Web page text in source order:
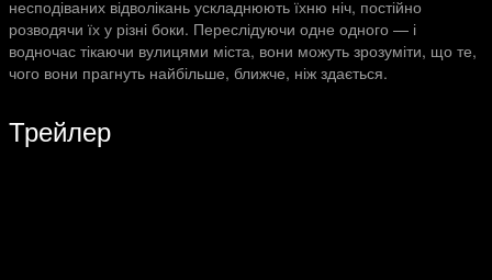
несподіваних відволікань ускладнюють їхню ніч, постійно
розводячи їх у різні боки. Переслідуючи одне одного — і
водночас тікаючи вулицями міста, вони можуть зрозуміти, що те,
чого вони прагнуть найбільше, ближче, ніж здається.
Трейлер